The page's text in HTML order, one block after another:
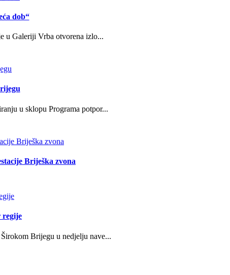
dob“
u Galeriji Vrba otvorena izlo...
u sklopu Programa potpor...
Briješka zvona
regije
Brijegu u nedjelju nave...